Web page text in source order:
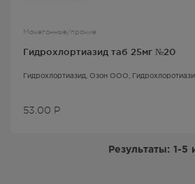
Мочегонные/прочие
Гидрохлортиазид таб 25мг №20
Гидрохлортиазид, Озон ООО,
53.00 Р
Результаты: 1-5